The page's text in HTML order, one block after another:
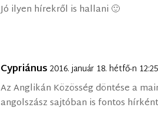
Jó ilyen hírekről is hallani 🙂
Cypriánus 2016. január 18. hétfő-n
Az Anglikán Közösség döntése a
angolszász sajtóban is fontos